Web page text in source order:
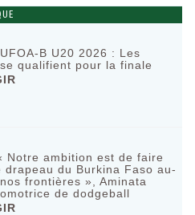
B U20 2026 : Les
qualifient pour la finale
Notre ambition est de faire
drapeau du Burkina Faso au-
frontières », Aminata
de dodgeball